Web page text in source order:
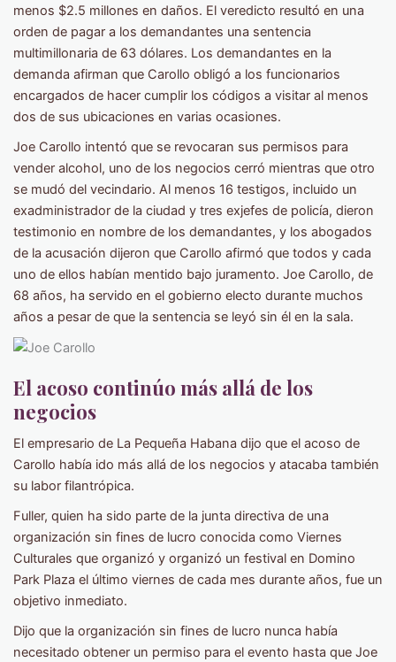
menos $2.5 millones en daños. El veredicto resultó en una
orden de pagar a los demandantes una sentencia
multimillonaria de 63 dólares. Los demandantes en la
demanda afirman que Carollo obligó a los funcionarios
encargados de hacer cumplir los códigos a visitar al menos
dos de sus ubicaciones en varias ocasiones.
Joe Carollo intentó que se revocaran sus permisos para
vender alcohol, uno de los negocios cerró mientras que otro
se mudó del vecindario. Al menos 16 testigos, incluido un
exadministrador de la ciudad y tres exjefes de policía, dieron
testimonio en nombre de los demandantes, y los abogados
de la acusación dijeron que Carollo afirmó que todos y cada
uno de ellos habían mentido bajo juramento. Joe Carollo, de
68 años, ha servido en el gobierno electo durante muchos
años a pesar de que la sentencia se leyó sin él en la sala.
El acoso continúo más allá de los
negocios
El empresario de La Pequeña Habana dijo que el acoso de
Carollo había ido más allá de los negocios y atacaba también
su labor filantrópica.
Fuller, quien ha sido parte de la junta directiva de una
organización sin fines de lucro conocida como Viernes
Culturales que organizó y organizó un festival en Domino
Park Plaza el último viernes de cada mes durante años, fue un
objetivo inmediato.
Dijo que la organización sin fines de lucro nunca había
necesitado obtener un permiso para el evento hasta que Joe